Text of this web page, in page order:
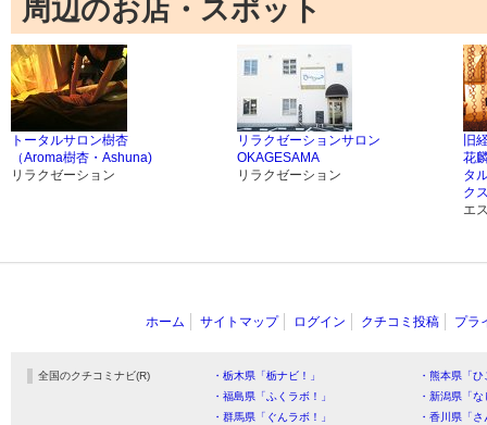
周辺のお店・スポット
トータルサロン樹杏
（Aroma樹杏・Ashuna)
リラクゼーション
リラクゼーションサロン
OKAGESAMA
リラクゼーション
旧
花
タ
ク
エ
ホーム サイトマップ ログイン クチコミ投稿 プラ
全国のクチコミナビ(R) ・栃木県「栃ナビ！」
・熊本県「
・福島県「ふくラボ！」
・新潟県「
・群馬県「ぐんラボ！」
・香川県「